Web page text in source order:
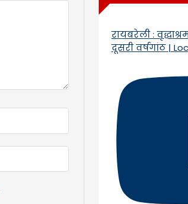
रायबरेली :
दूसरी वर्षगांठ |